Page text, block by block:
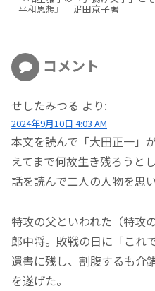
平和思想』 疋田京子著
コメント
せしたみつる より:
2024年9月10日 4:03 AM
本文を読んで「大田正一」
えてまで何故生き残ろうと
話を読んで二人の人物を思
特攻の父といわれた（特攻
郎中将。敗戦の日に「こ
遺書に残し、割腹するも介
を遂げた。